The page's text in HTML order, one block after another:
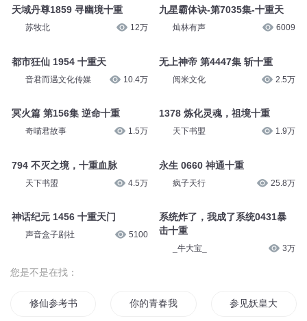
天域丹尊1859 寻幽境十重
苏牧北 12万
都市狂仙 1954 十重天
音君而遇文化传媒 10.4万
冥火篇 第156集 逆命十重
奇喵君故事 1.5万
794 不灭之境，十重血脉
天下书盟 4.5万
神话纪元 1456 十重天门
声音盒子剧社 5100
九星霸体诀-第7035集-十重天
灿林有声 6009
无上神帝 第4447集 斩十重
阅米文化 2.5万
1378 炼化灵魂，祖境十重
天下书盟 1.9万
永生 0660 神通十重
疯子天行 25.8万
系统炸了，我成了系统0431暴
击十重
_牛大宝_ 3万
您是不是在找：
修仙参考书 你的青春我参半 参见妖皇大人